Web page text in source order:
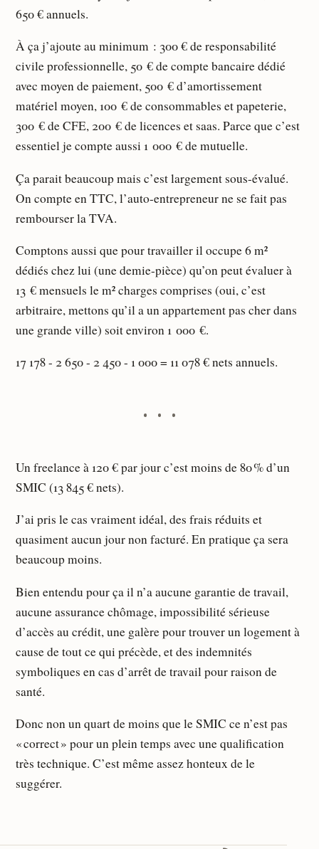
650 € annuels.
À ça j’ajoute au minimum : 300 € de responsabilité
civile professionnelle, 50 € de compte bancaire dédié
avec moyen de paiement, 500 € d’amortissement
matériel moyen, 100 € de consommables et papeterie,
300 € de CFE, 200 € de licences et saas. Parce que c’est
essentiel je compte aussi 1 000 € de mutuelle.
Ça parait beaucoup mais c’est largement sous-évalué.
On compte en TTC, l’auto-entrepreneur ne se fait pas
rembourser la TVA.
Comptons aussi que pour travailler il occupe 6 m²
dédiés chez lui (une demie-pièce) qu’on peut évaluer à
13 € mensuels le m² charges comprises (oui, c’est
arbitraire, mettons qu’il a un appartement pas cher dans
une grande ville) soit environ 1 000 €.
17 178 - 2 650 - 2 450 - 1 000 = 11 078 € nets annuels.
Un freelance à 120 € par jour c’est moins de 80 % d’un
SMIC (13 845 € nets).
J’ai pris le cas vraiment idéal, des frais réduits et
quasiment aucun jour non facturé. En pratique ça sera
beaucoup moins.
Bien entendu pour ça il n’a aucune garantie de travail,
aucune assurance chômage, impossibilité sérieuse
d’accès au crédit, une galère pour trouver un logement à
cause de tout ce qui précède, et des indemnités
symboliques en cas d’arrêt de travail pour raison de
santé.
Donc non un quart de moins que le SMIC ce n’est pas
« correct » pour un plein temps avec une qualification
très technique. C’est même assez honteux de le
suggérer.